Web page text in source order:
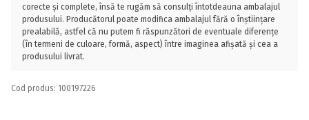
corecte și complete, însă te rugăm să consulți întotdeauna ambalajul
produsului. Producătorul poate modifica ambalajul fără o înștiințare
prealabilă, astfel că nu putem fi răspunzători de eventuale diferențe
(în termeni de culoare, formă, aspect) între imaginea afișată și cea a
produsului livrat.
Cod produs: 100197226